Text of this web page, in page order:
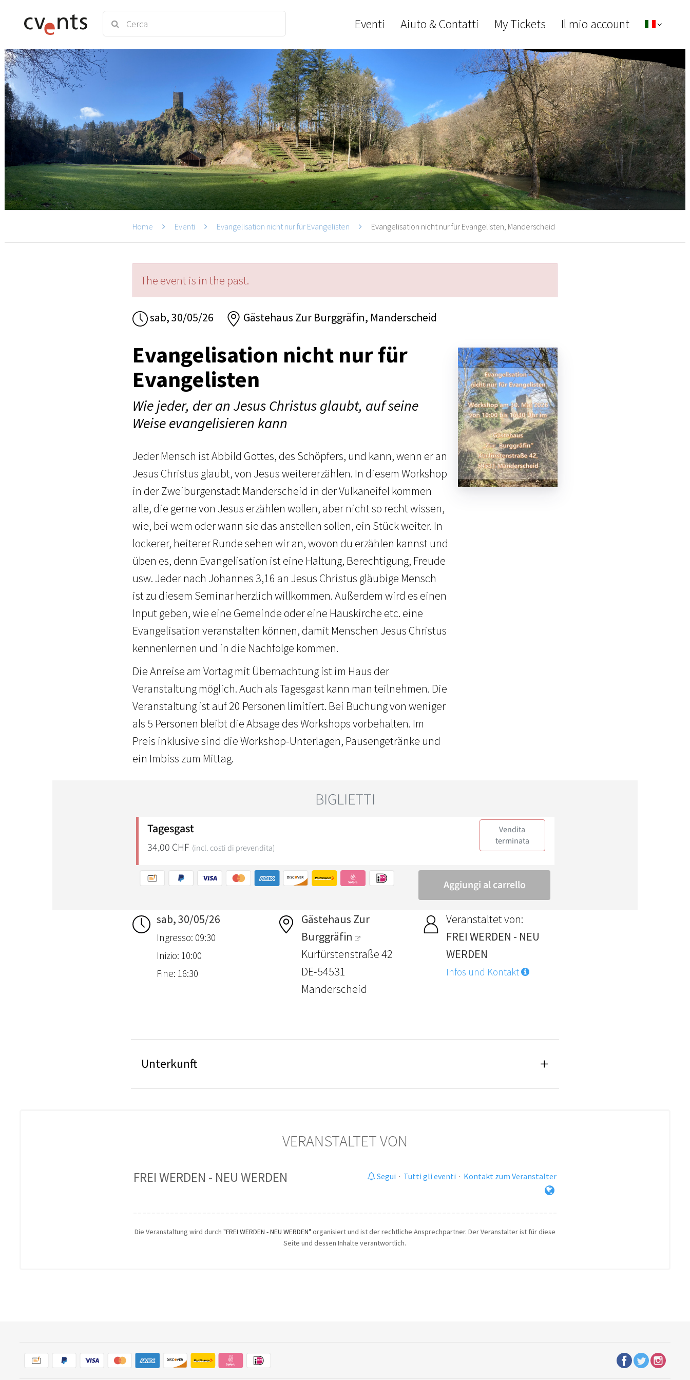
Eventi Aiuto & Contatti My Tickets Il mio account
Home Eventi Evangelisation nicht nur für Evangelisten Evangelisation nicht nur für Evangelisten, Manderscheid
The event is in the past.
sab, 30/05/26 Gästehaus Zur Burggräfin, Manderscheid
Evangelisation nicht nur für
Evangelisten
Wie jeder, der an Jesus Christus glaubt, auf seine
Weise evangelisieren kann
Jeder Mensch ist Abbild Gottes, des Schöpfers, und kann, wenn er an
Jesus Christus glaubt, von Jesus weitererzählen. In diesem Workshop
in der Zweiburgenstadt Manderscheid in der Vulkaneifel kommen
alle, die gerne von Jesus erzählen wollen, aber nicht so recht wissen,
wie, bei wem oder wann sie das anstellen sollen, ein Stück weiter. In
lockerer, heiterer Runde sehen wir an, wovon du erzählen kannst und
üben es, denn Evangelisation ist eine Haltung, Berechtigung, Freude
usw. Jeder nach Johannes 3,16 an Jesus Christus gläubige Mensch
ist zu diesem Seminar herzlich willkommen. Außerdem wird es einen
Input geben, wie eine Gemeinde oder eine Hauskirche etc. eine
Evangelisation veranstalten können, damit Menschen Jesus Christus
kennenlernen und in die Nachfolge kommen.
Die Anreise am Vortag mit Übernachtung ist im Haus der
Veranstaltung möglich. Auch als Tagesgast kann man teilnehmen. Die
Veranstaltung ist auf 20 Personen limitiert. Bei Buchung von weniger
als 5 Personen bleibt die Absage des Workshops vorbehalten. Im
Preis inklusive sind die Workshop-Unterlagen, Pausengetränke und
ein Imbiss zum Mittag.
sab, 30/05/26
Ingresso: 09:30
Inizio: 10:00
Fine: 16:30
Gästehaus Zur
Burggräfin
Kurfürstenstraße 42
DE-54531
Manderscheid
Veranstaltet von:
FREI WERDEN - NEU
WERDEN
Infos und Kontakt
Unterkunft
VERANSTALTET VON
FREI WERDEN - NEU WERDEN Segui · Tutti gli eventi · Kontakt zum Veranstalter
Die Veranstaltung wird durch "FREI WERDEN - NEU WERDEN" organisiert und ist der rechtliche Ansprechpartner. Der Veranstalter ist für diese
Seite und dessen Inhalte verantwortlich.